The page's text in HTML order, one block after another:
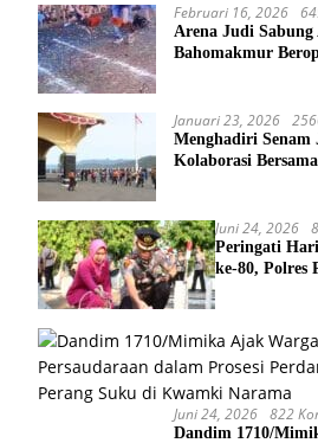
Maliobongo
Februari 16, 2026
Arena Judi Sabung
Bahomakmur
Januari 23, 2026
Menghadiri Senam
Kolaborasi
Juni 24, 2026
Peringati
ke-80, Polres
Juni 24, 2026 822
Dandim 1710/